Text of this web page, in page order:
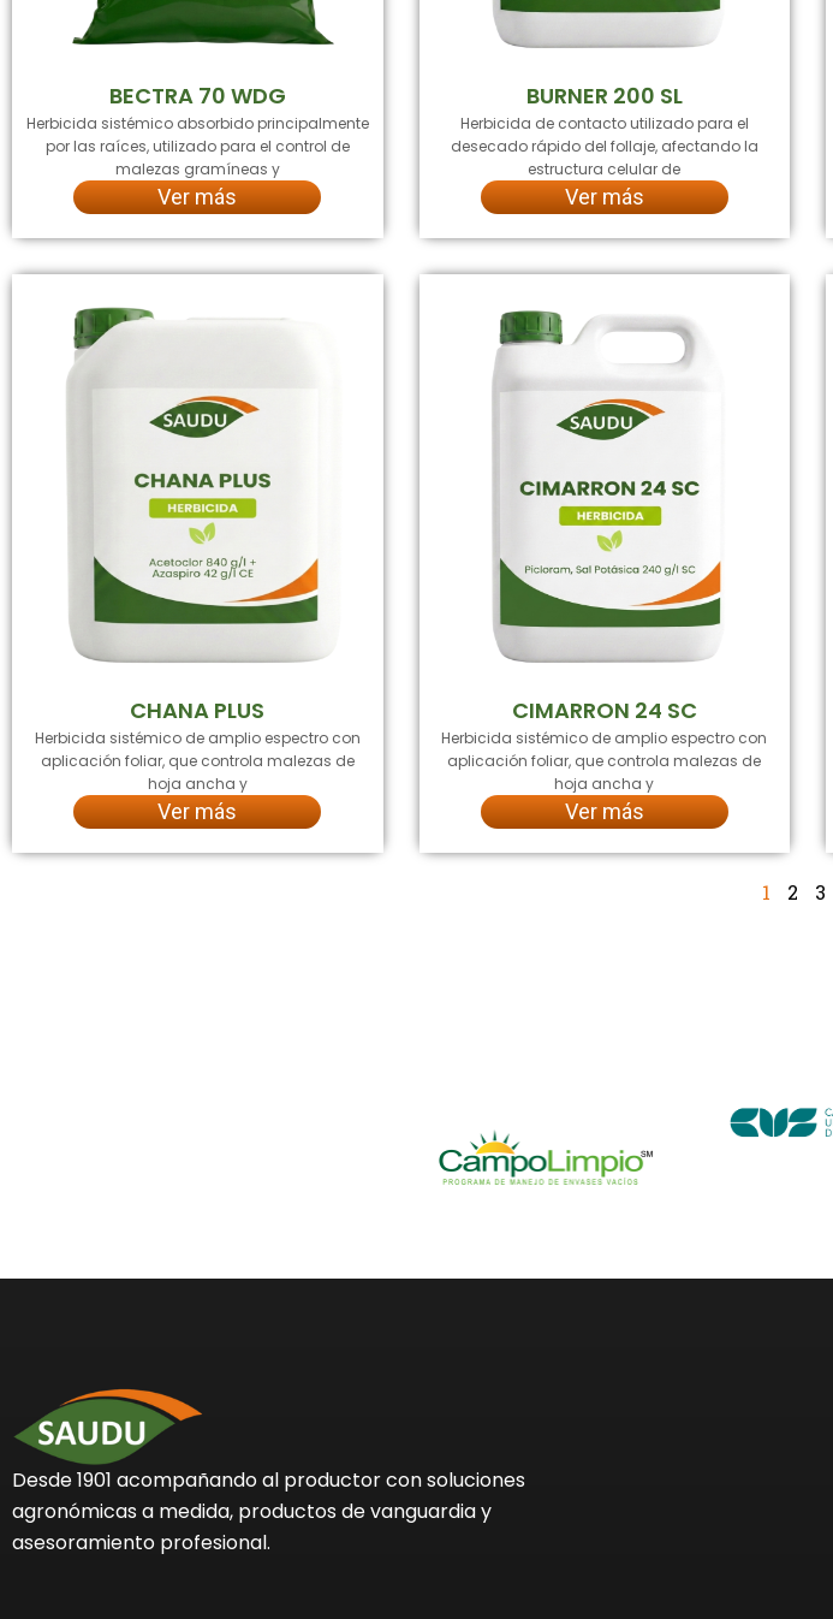
BECTRA 70 WDG
Herbicida sistémico absorbido principalmente
por las raíces, utilizado para el control de
malezas gramíneas y
Ver más
BURNER 200 SL
Herbicida de contacto utilizado para el
desecado rápido del follaje, afectando la
estructura celular de
Ver más
CHANA PLUS
Herbicida sistémico de amplio espectro con
aplicación foliar, que controla malezas de
hoja ancha y
Ver más
CIMARRON 24 SC
Herbicida sistémico de amplio espectro con
aplicación foliar, que controla malezas de
hoja ancha y
Ver más
1 2 3
Desde 1901 acompañando al productor con soluciones
agronómicas a medida, productos de vanguardia y
asesoramiento profesional.